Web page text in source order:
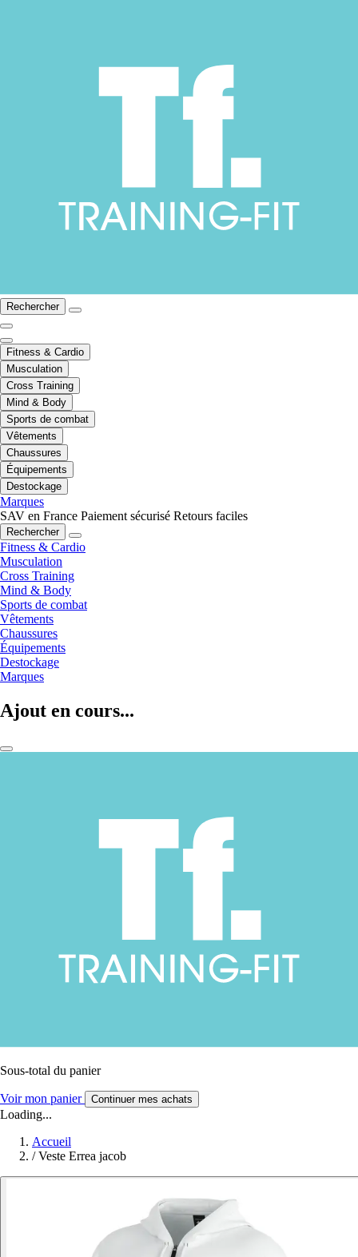
Rechercher
Fitness & Cardio
Musculation
Cross Training
Mind & Body
Sports de combat
Vêtements
Chaussures
Équipements
Destockage
Marques
SAV en France Paiement sécurisé Retours faciles
Rechercher
Fitness & Cardio
Musculation
Cross Training
Mind & Body
Sports de combat
Vêtements
Chaussures
Équipements
Destockage
Marques
Ajout en cours...
Sous-total du panier
Voir mon panier Continuer mes achats
Loading...
Accueil
/ Veste Errea jacob